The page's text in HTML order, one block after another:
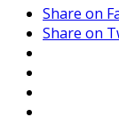
Share on
Share on